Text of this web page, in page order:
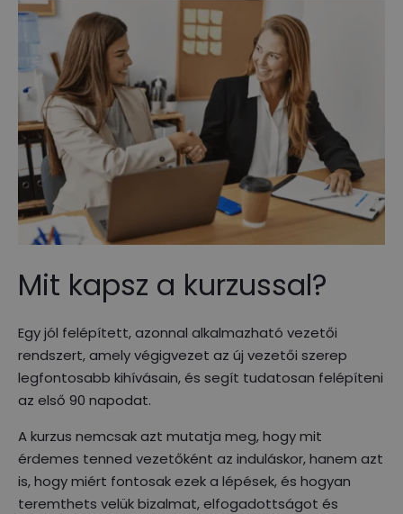
Mit kapsz a kurzussal?
Egy jól felépített, azonnal alkalmazható vezetői
rendszert, amely végigvezet az új vezetői szerep
legfontosabb kihívásain, és segít tudatosan felépíteni
az első 90 napodat.
A kurzus nemcsak azt mutatja meg, hogy mit
érdemes tenned vezetőként az induláskor, hanem azt
is, hogy miért fontosak ezek a lépések, és hogyan
teremthets velük bizalmat, elfogadottságot és